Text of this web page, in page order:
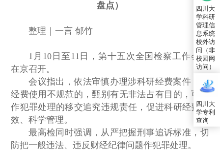
盘点）
整理｜一言 郁竹
1月10日至11日，第十五次全国检察工作会议
在京召开。
会议指出，依法审慎办理涉科研经费案件，对
经费使用不规范的，甄别有无非法占有目的，可不
作犯罪处理的移交追究违规责任，促进科研经费有
效、科学管理。
最高检同时强调，从严把握刑事追诉标准，切
防把一般违法、违反财经纪律问题作犯罪处理。
四川大
学科研
管理信
息系统
校外访
问（非
校园网
访问）
四川大
学专利
查询